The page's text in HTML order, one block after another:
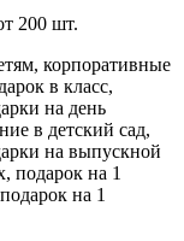
200 шт.
корпоративные
в класс,
на день
в детский сад,
на выпускной
подарок на 1
на 1